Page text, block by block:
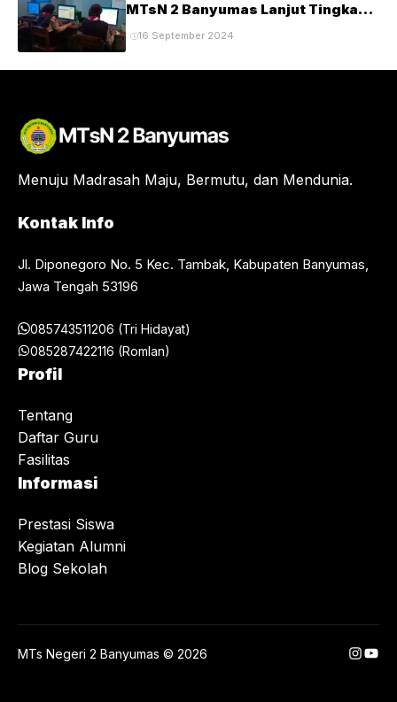
MTsN 2 Banyumas Lanjut Tingkat
Provinsi
16 September 2024
Menuju Madrasah Maju, Bermutu, dan Mendunia.
Kontak Info
Jl. Diponegoro No. 5 Kec. Tambak, Kabupaten Banyumas,
Jawa Tengah 53196
085743511206 (Tri Hidayat)
085287422116 (Romlan)
Profil
Tentang
Daftar Guru
Fasilitas
Informasi
Prestasi Siswa
Kegiatan Alumni
Blog Sekolah
MTs Negeri 2 Banyumas © 2026